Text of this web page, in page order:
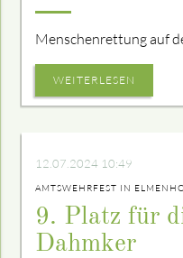
Menschenrettung auf
WEITERLESEN
12.07.2024 10:49
AMTSWEHRFEST IN
9. Platz für
Dahmker